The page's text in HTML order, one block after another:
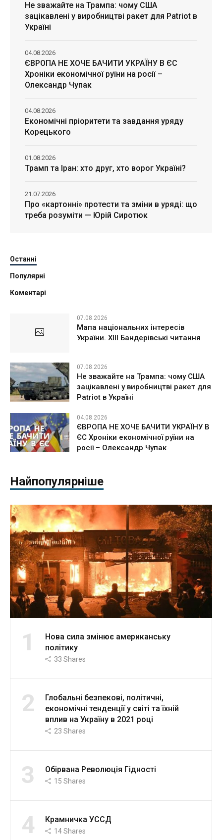
Не зважайте на Трампа: чому США
зацікавлені у виробництві ракет для Patriot в
Україні
ЄВРОПА НЕ ХОЧЕ БАЧИТИ УКРАЇНУ В ЄС
Хроніки економічної руїни на росії –
Олександр Чупак
04.08.2026
Економічні пріоритети та завдання уряду
Корецького
04.08.2026
Трамп та Іран: хто друг, хто ворог Україні?
01.08.2026
Про «картонні» протести та зміни в уряді: що
треба розуміти — Юрій Сиротюк
21.07.2026
Останні
Популярні
Коментарі
07.08.2026
Мапа національних інтересів
України. ХІІІ Бандерівські читання
07.08.2026
Не зважайте на Трампа: чому США
зацікавлені у виробництві ракет для
Patriot в Україні
04.08.2026
ЄВРОПА НЕ ХОЧЕ БАЧИТИ УКРАЇНУ В
ЄС Хроніки економічної руїни на
росії – Олександр Чупак
Найпопулярніше
1
Нова сила змінює американську
політику
33 Shares
2
Глобальні безпекові, політичні,
економічні тенденції у світі та їхній
вплив на Україну в 2021 році
23 Shares
3 Обірвана Революція Гідності
15 Shares
4 Крамничка УССД
14Shares